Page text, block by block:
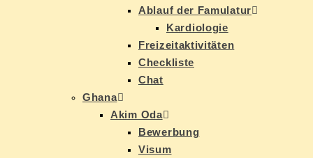
Ab­lauf der Famulatur
Kar­dio­lo­gie
Frei­zeit­ak­ti­vi­tä­ten
Check­lis­te
Chat
Gha­na
Akim Oda
Be­wer­bung
Vi­sum